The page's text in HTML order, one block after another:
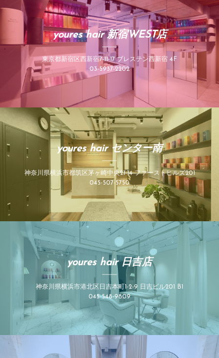
youres hair 新宿WEST店
東京都新宿区西新宿7-11-17 ブレステン西新宿 4F
03-5937-2202
youres hair センター南
神奈川県横浜市都筑区茅ヶ崎中央21-14 ファーストヒルズ201
045-507-5750
youres hair 日吉店
神奈川県横浜市港北区日吉本町1-2-9 日吉ビル201 B1
045-548-9809